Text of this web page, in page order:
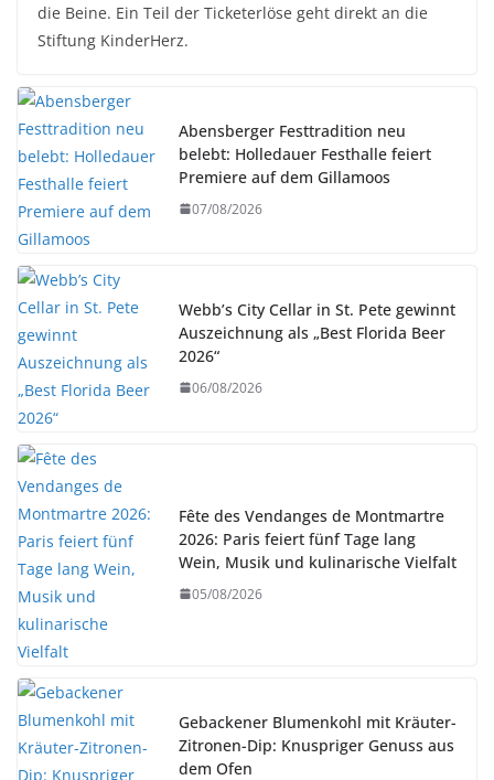
die Beine. Ein Teil der Ticketerlöse geht direkt an die
Stiftung KinderHerz.
Abensberger Festtradition neu
belebt: Holledauer Festhalle feiert
Premiere auf dem Gillamoos
07/08/2026
Webb’s City Cellar in St. Pete gewinnt
Auszeichnung als „Best Florida Beer
2026“
06/08/2026
Fête des Vendanges de Montmartre
2026: Paris feiert fünf Tage lang
Wein, Musik und kulinarische Vielfalt
05/08/2026
Gebackener Blumenkohl mit Kräuter-
Zitronen-Dip: Knuspriger Genuss aus
dem Ofen